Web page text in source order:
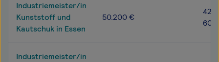
Industriemeister/in
Kunststoff und
Kautschuk in Essen
50.200 €
Industriemeister/in